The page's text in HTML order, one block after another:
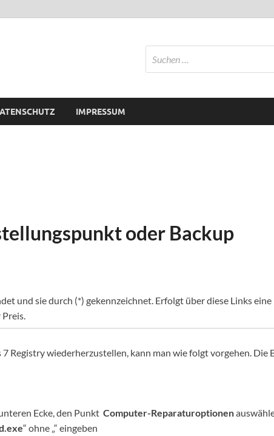
IMPRESSUM
oder Backup
und sie durch (*) gekennzeichnet. Erfolgt über diese Links
wiederherzustellen, kann man wie folgt vorgehen. Die
Ecke, den Punkt Computer-Reparaturoptionen
“ ohne „“ eingeben